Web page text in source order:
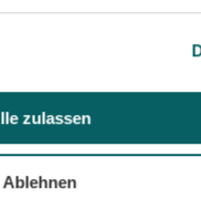
zulassen
Ablehnen